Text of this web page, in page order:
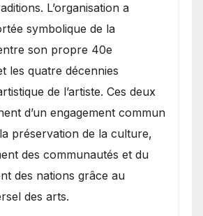
L’organisation a
symbolique de la
son propre 40e
les quatre décennies
de l’artiste. Ces deux
d’un engagement commun
préservation de la culture,
des communautés et du
des nations grâce au
des arts.